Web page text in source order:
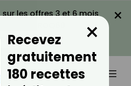
sur les offres 3 et 6 mois
LA PROMO
×
Recevez
gratuitement
180 recettes
×